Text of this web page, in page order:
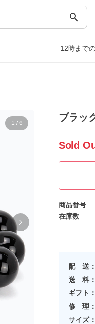
search
12時まで
1 / 6
ブラッ
Sold
商品番号
在庫数
配 送：
送 料：
ギフト：
修 理：
サイズ：